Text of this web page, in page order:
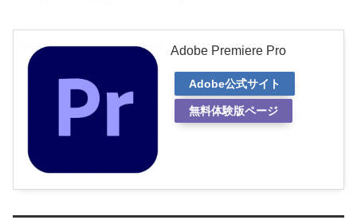
Adobe Premiere Pro
Adobe公式サイト
無料体験版ページ